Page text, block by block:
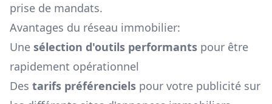
prise de mandats.
Avantages du réseau immobilier:
Une sélection d'outils performants pour être
rapidement opérationnel
Des tarifs préférenciels pour votre publicité sur